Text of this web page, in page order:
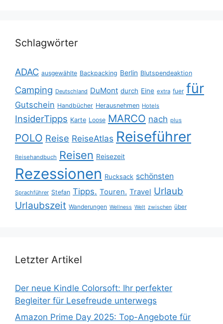
Schlagwörter
ADAC ausgewählte Backpacking Berlin Blutspendeaktion
Camping Deutschland DuMont durch Eine extra fuer für
Gutschein Handbücher Herausnehmen Hotels
InsiderTipps Karte Loose MARCO nach plus
POLO Reise ReiseAtlas Reiseführer
Reisehandbuch Reisen Reisezeit
Rezessionen Rucksack schönsten
Sprachführer Stefan Tipps. Touren. Travel Urlaub
Urlaubszeit Wanderungen Wellness Welt zwischen über
Letzter Artikel
Der neue Kindle Colorsoft: Ihr perfekter
Begleiter für Lesefreude unterwegs
Amazon Prime Day 2025: Top-Angebote für